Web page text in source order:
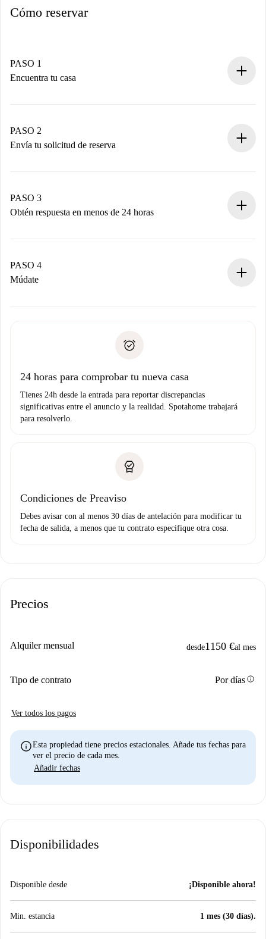
Cómo reservar
PASO 1
Encuentra tu casa
Tienes toda la información necesaria por adelantado.
PASO 2
Envía tu solicitud de reserva
propietario acepte.
PASO 3
Obtén respuesta en menos de 24 horas
contacto con el propietario.
Si es rechazada: No te haremos ningún cargo y te
Prueba de solvencia
PASO 4
Múdate
no nos comunicas ningún problema.
24 horas para comprobar tu nueva casa
Tienes 24h desde la entrada para reportar discrepancias
significativas entre el anuncio y la realidad. Spotahome trabajará
para resolverlo.
Condiciones de Preaviso
Debes avisar con al menos 30 días de antelación para modificar tu
fecha de salida, a menos que tu contrato especifique otra cosa.
Precios
Alquiler mensual desde1150 €al mes
Tipo de contrato Por díasinfo
Ver todos los pagos
infoEsta propiedad tiene precios estacionales. Añade tus fechas para
ver el precio de cada mes.
Añadir fechas
Disponibilidades
Disponible desde ¡Disponible ahora!
Min. estancia 1 mes (30 días).